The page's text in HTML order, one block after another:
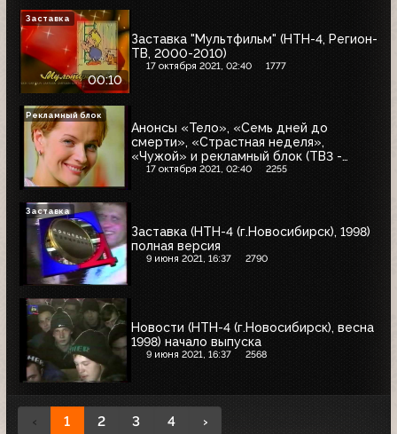
00:10
Заставка "Мультфильм" (НТН-4, Регион-
ТВ, 2000-2010)
17 октября 2021, 02:40 1777
Заставка
Анонсы «Тело», «Семь дней до
смерти», «Страстная неделя»,
«Чужой» и рекламный блок (ТВ3 -
НТН-4, 02.02.2005) Maggi, Ritter Sport,
17 октября 2021, 02:40 2255
Рекламный блок
Заставка (НТН-4 (г.Новосибирск), 1998)
полная версия
9 июня 2021, 16:37 2790
Заставка
Новости (НТН-4 (г.Новосибирск), весна
1998) начало выпуска
9 июня 2021, 16:37 2568
‹ 1 2 3 4 ›